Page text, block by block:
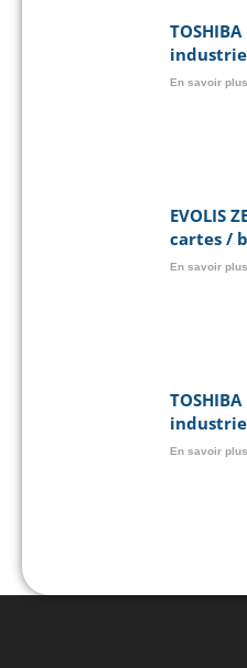
En savoir
EVOLIS
cartes /
En savoir
En savoir